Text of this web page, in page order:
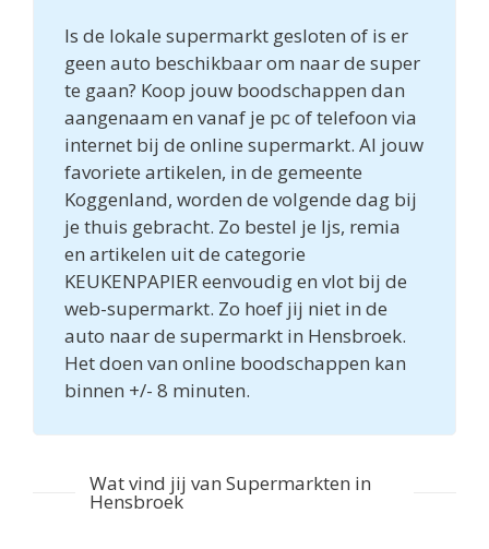
Is de lokale supermarkt gesloten of is er
geen auto beschikbaar om naar de super
te gaan? Koop jouw boodschappen dan
aangenaam en vanaf je pc of telefoon via
internet bij de online supermarkt. Al jouw
favoriete artikelen, in de gemeente
Koggenland, worden de volgende dag bij
je thuis gebracht. Zo bestel je Ijs, remia
en artikelen uit de categorie
KEUKENPAPIER eenvoudig en vlot bij de
web-supermarkt. Zo hoef jij niet in de
auto naar de supermarkt in Hensbroek.
Het doen van online boodschappen kan
binnen +/- 8 minuten.
Wat vind jij van Supermarkten in
Hensbroek